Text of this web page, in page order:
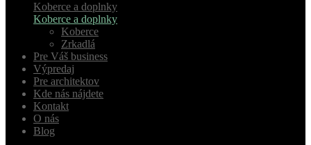
Koberce a doplnky
Koberce a doplnky
Koberce
Zrkadlá
Pre Váš business
Výpredaj
Pre architektov
Kde nás nájdete
Kontakt
O nás
Blog